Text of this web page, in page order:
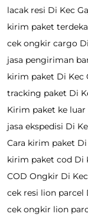
lacak resi Di Kec
kirim paket
cek ongkir cargo
jasa pengiriman
kirim paket Di Kec
tracking paket Di
Kirim paket ke
jasa ekspedisi Di
Cara kirim paket
kirim paket cod Di
COD Ongkir Di
cek resi lion parcel
cek ongkir lion